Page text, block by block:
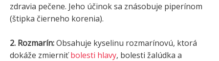
zdravia pečene. Jeho účinok sa znásobuje piperínom
(štipka čierneho korenia).
2. Rozmarín:Obsahuje kyselinu rozmarínovú, ktorá
dokáže zmierniťbolesti hlavy, bolesti žalúdka a